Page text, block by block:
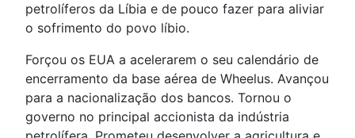
petrolíferos da Líbia e de pouco fazer para aliviar
o sofrimento do povo líbio.
Forçou os EUA a acelerarem o seu calendário de
encerramento da base aérea de Wheelus. Avançou
para a nacionalização dos bancos. Tornou o
governo no principal accionista da indústria